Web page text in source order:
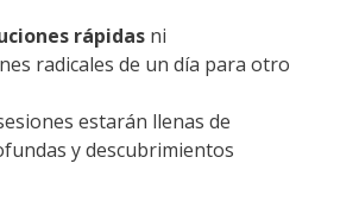
rápidas ni
radicales de un día para otro
estarán llenas de
y descubrimientos